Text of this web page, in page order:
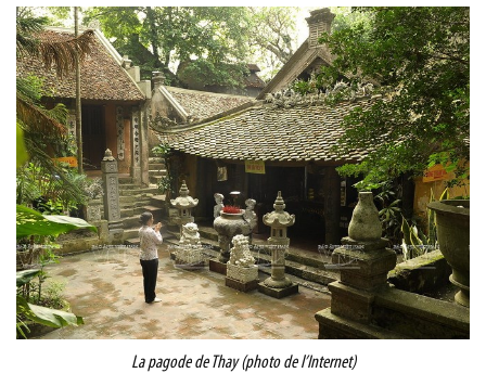
La pagode de Thay (photo de l’Internet)